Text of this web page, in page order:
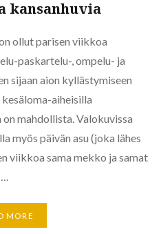
kansanhuvia
ollut parisen viikkoa
paskartelu-, ompelu- ja
sijaan aion kyllästymiseen
aiheisilla
mahdollista. Valokuvissa
myös päivän asu (joka lähes
viikkoa sama mekko ja samat
MORE